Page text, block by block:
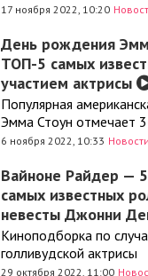
17 ноября 2022, 10:20
День рождения
ТОП-5 самых
участием актрисы
Популярная
Эмма Стоун отмечает
6 ноября 2022, 10:33 Новости
Вайноне Райдер —
самых известных
невесты Джонни
Киноподборка по
голливудской актрисы
29 октября 2022, 11:00